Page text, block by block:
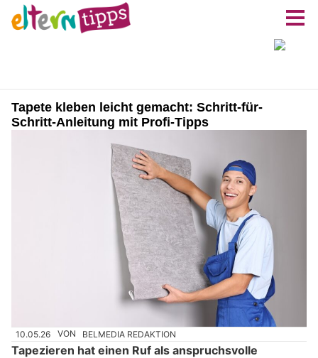
Tapete kleben leicht gemacht: Schritt-für-
Schritt-Anleitung mit Profi-Tipps
10.05.26 VON BELMEDIA REDAKTION
Tapezieren hat einen Ruf als anspruchsvolle